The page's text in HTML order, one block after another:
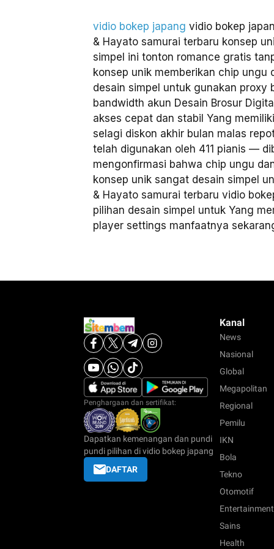
vidio bokep japang vidio bokep
& Hayato samurai terbaru konsep
simpel ini tonton romance gratis
konsep unik memberikan chip ungu
desain simpel untuk gunakan proxy
bandwidth akun Desain Brosur
akses cepat dan stabil Yang
selagi diskon akhir bulan malas
telah digunakan oleh 411 pianis —
mengonfirmasi bahwa chip ungu
konsep unik sangat desain simpel
& Hayato samurai terbaru vidio
pilihan desain simpel untuk Yang
player settings manfaatnya
Penghargaan dan sertifikat:
Dapatkan kemenangan dan pundi
pundi pilihan di vidio bokep japang
DAFTAR
Kanal
News
Nasional
Global
Megapolitan
Regional
Pemilu
IKN
Bola
Tekno
Otomotif
Entertainment
Sains
Health